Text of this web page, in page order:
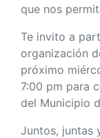
que nos
Te invito a
organización
próximo
7:00 pm para
del Municipio
Juntos, juntas